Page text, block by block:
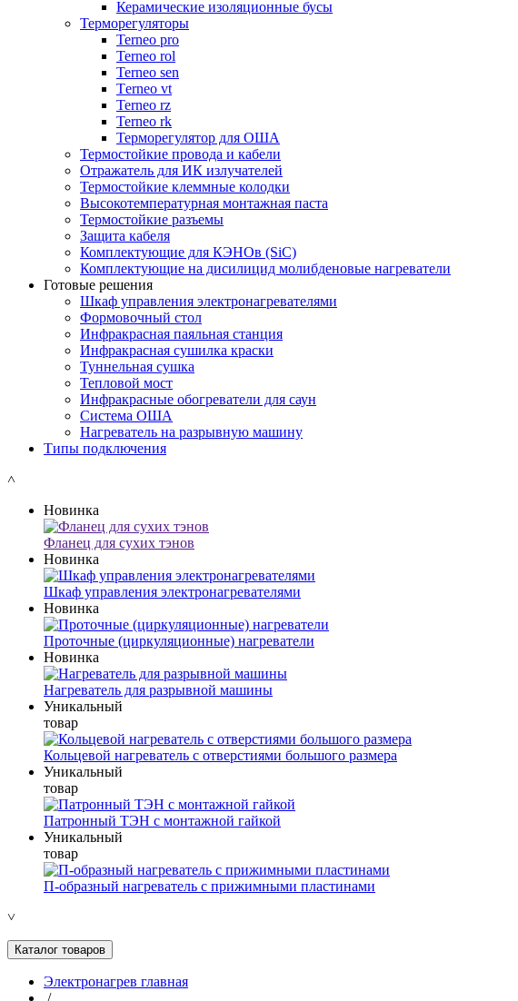
Керамические изоляционные бусы
Терморегуляторы
Terneo pro
Terneo rol
Terneo sen
Тerneo vt
Terneo rz
Terneo rk
Терморегулятор для ОША
Термостойкие провода и кабели
Отражатель для ИК излучателей
Термостойкие клеммные колодки
Высокотемпературная монтажная паста
Термостойкие разъемы
Защита кабеля
Комплектующие для КЭНОв (SiC)
Комплектующие на дисилицид молибденовые нагреватели
Готовые решения
Шкаф управления электронагревателями
Формовочный стол
Инфракрасная паяльная станция
Инфракрасная сушилка краски
Туннельная сушка
Тепловой мост
Инфракрасные обогреватели для саун
Система ОША
Нагреватель на разрывную машину
Типы подключения
˄
Новинка
Фланец для сухих тэнов
Новинка
Шкаф управления электронагревателями
Новинка
Проточные (циркуляционные) нагреватели
Новинка
Нагреватель для разрывной машины
Уникальный
товар
Кольцевой нагреватель с отверстиями большого размера
Уникальный
товар
Патронный ТЭН с монтажной гайкой
Уникальный
товар
П-образный нагреватель с прижимными пластинами
˅
Каталог товаров
Электронагрев главная
/